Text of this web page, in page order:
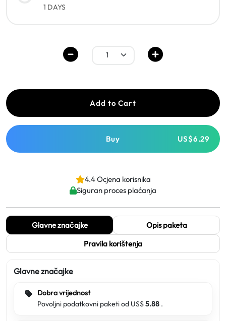
1 DAYS
Add to Cart
Buy US$6.29
4.4 Ocjena korisnika
Siguran proces plaćanja
Glavne značajke
Opis paketa
Pravila korištenja
Glavne značajke
Dobra vrijednost
Povoljni podatkovni paketi od US$5.88 .